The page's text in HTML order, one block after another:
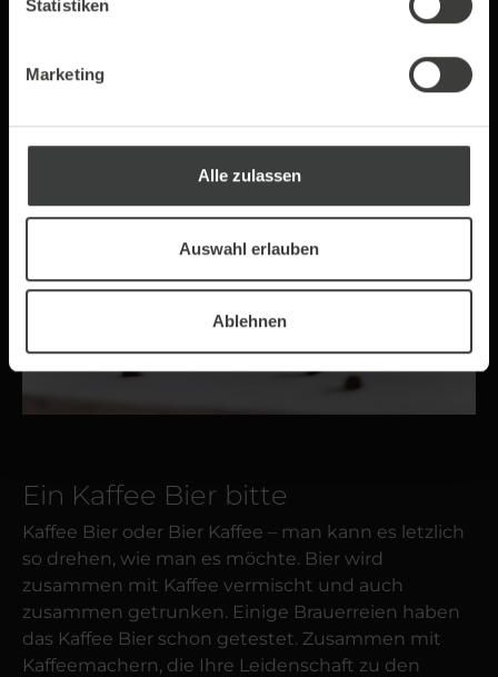
Statistiken
Marketing
Alle zulassen
Auswahl erlauben
Ablehnen
Ein Kaffee Bier bitte
Kaffee Bier oder Bier Kaffee – man kann es letzlich
so drehen, wie man es möchte. Bier wird
zusammen mit Kaffee vermischt und auch
zusammen getrunken. Einige Brauerreien haben
das Kaffee Bier schon getestet. Zusammen mit
Kaffee­machern, die Ihre Leiden­schaft zu den